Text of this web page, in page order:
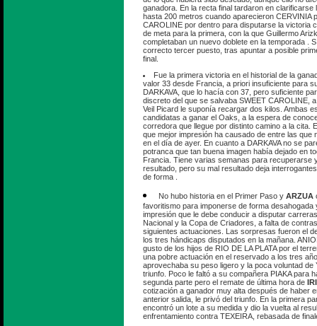
ganadora. En la recta final tardaron en clarificarse
hasta 200 metros cuando aparecieron CERVINIA
CAROLINE por dentro para disputarse la victoria
de meta para la primera, con la que Guillermo
completaban un nuevo doblete en la temporada .
correcto tercer puesto, tras apuntar a posible
final.
Fue la primera victoria en el historial de la
valor 33 desde Francia, a priori insuficiente para
DARKAVA, que lo hacía con 37, pero suficiente
discreto del que se salvaba SWEET CAROLINE,
Veil Picard le suponía recargar dos kilos. Ambas
candidatas a ganar el Oaks, a la espera de
corredora que llegue por distinto camino a la cita.
que mejor impresión ha causado de entre las que
en el día de ayer. En cuanto a DARKAVA no se
potranca que tan buena imagen había dejado en
Francia. Tiene varias semanas para recuperarse
resultado, pero su mal resultado deja
de forma .
No hubo historia en el Primer Paso y ARZUA
favoritismo para imponerse de forma desahogada
impresión que le debe conducir a disputar
Nacional y la Copa de Criadores, a falta de
siguientes actuaciones. Las sorpresas fueron el
los tres hándicaps disputados en la mañana.
gusto de los hijos de RIO DE LA PLATA por el
una pobre actuación en el reservado a los tres
aprovechaba su peso ligero y la poca voluntad de
triunfo. Poco le faltó a su compañera PIAKA para
segunda parte pero el remate de última hora de
cotización a ganador muy alta después de haber
anterior salida, le privó del triunfo. En la primera
encontró un lote a su medida y dio la vuelta al
enfrentamiento contra TEXEIRA, rebasada de